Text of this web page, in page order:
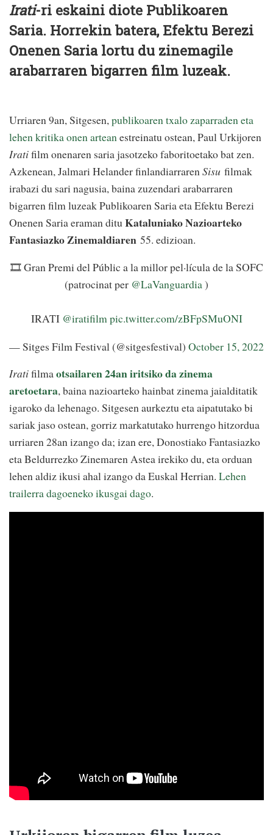
Irati-ri eskaini diote Publikoaren
Saria. Horrekin batera, Efektu Berezi
Onenen Saria lortu du zinemagile
arabarraren bigarren film luzeak.
Urriaren 9an, Sitgesen, publikoaren txalo zaparraden eta
lehen kritika onen artean estreinatu ostean, Paul Urkijoren
Iratifilm onenaren saria jasotzeko faboritoetako bat zen.
Azkenean, Jalmari Helander finlandiarraren Sisu filmak
irabazi du sari nagusia, baina zuzendari arabarraren
bigarren film luzeak Publikoaren Saria eta Efektu Berezi
Onenen Saria eraman ditu Kataluniako Nazioarteko
Fantasiazko Zinemaldiaren 55. edizioan.
🎞️ Gran Premi del Públic a la millor pel·lícula de la SOFC
(patrocinat per @LaVanguardia)
IRATI @iratifilmpic.twitter.com/zBFpSMuONI
— Sitges Film Festival (@sitgesfestival) October 15, 2022
Iratifilmaotsailaren 24an iritsiko da zinema
aretoetara, baina nazioarteko hainbat zinema jaialditatik
igaroko da lehenago. Sitgesen aurkeztu eta aipatutako bi
sariak jaso ostean, gorriz markatutako hurrengo hitzordua
urriaren 28an izango da; izan ere, Donostiako Fantasiazko
eta Beldurrezko Zinemaren Astea irekiko du, eta orduan
lehen aldiz ikusi ahal izango da Euskal Herrian. Lehen
trailerra dagoeneko ikusgai dago.